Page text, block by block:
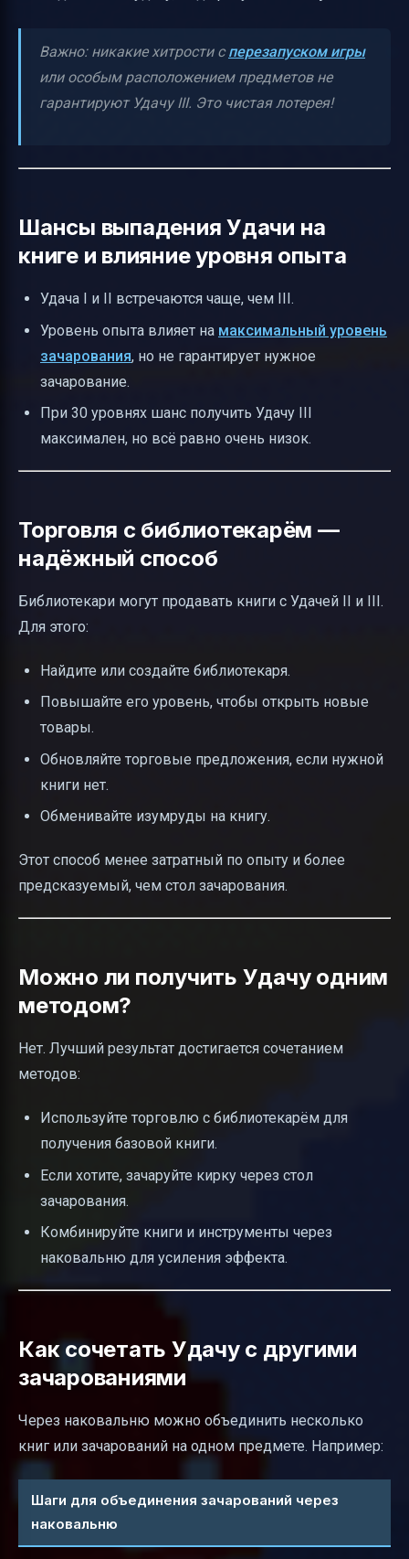
Важно: никакие хитрости сперезапуском игры
или особым расположением предметов не
гарантируют Удачу III. Это чистая лотерея!
Шансы выпадения Удачи на
книге и влияние уровня опыта
Удача I и II встречаются чаще, чем III.
Уровень опыта влияет на максимальный уровень
зачарования, но не гарантирует нужное
зачарование.
При 30 уровнях шанс получить Удачу III
максимален, но всё равно очень низок.
Торговля с библиотекарём —
надёжный способ
Библиотекари могут продавать книги с Удачей II и III.
Для этого:
Найдите или создайте библиотекаря.
Повышайте его уровень, чтобы открыть новые
товары.
Обновляйте торговые предложения, если нужной
книги нет.
Обменивайте изумруды на книгу.
Этот способ менее затратный по опыту и более
предсказуемый, чем стол зачарования.
Можно ли получить Удачу одним
методом?
Нет. Лучший результат достигается сочетанием
методов:
Используйте торговлю с библиотекарём для
получения базовой книги.
Если хотите, зачаруйте кирку через стол
зачарования.
Комбинируйте книги и инструменты через
наковальню для усиления эффекта.
Как сочетать Удачу с другими
зачарованиями
Через наковальню можно объединить несколько
книг или зачарований на одном предмете. Например:
Шаги для объединения зачарований через
наковальню